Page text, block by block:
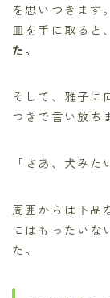
を思いつきます
皿を手に取ると、
た。
そして、雅子に
つきで言い放ち
「さあ、犬みた
周囲からは下品
にはもったいな
た。